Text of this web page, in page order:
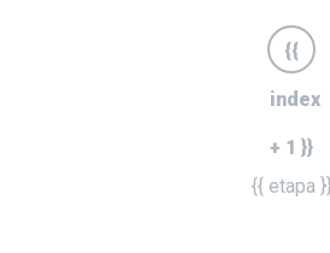
{{
index
+ 1 }}
{{ etapa